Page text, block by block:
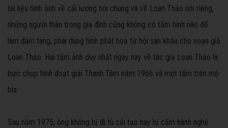
tài liệu hình ảnh về cải lương nói chung và về Loan Thảo nói riêng,
những người thân trong gia đình cũng không có tấm hình nào để
làm đám tang, phài dùng hình phát hoạ từ hội sân khấu cho soạn giả
Loan Thảo. Hai tấm ảnh duy nhất ngày nay về tác giả Loan Thảo là
bức chụp hình đoạt giải Thanh Tâm năm 1966 và một tấm trên mộ
bia.
Sau năm 1975, ông không bị đi tù cải tạo hay bị cấm hành nghệ